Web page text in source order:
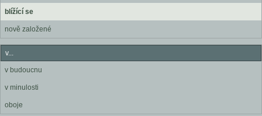
blížící se
nově založené
v...
v budoucnu
v minulosti
oboje